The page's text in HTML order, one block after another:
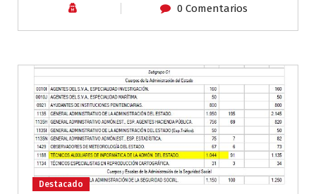
0 Comentarios
Destacado